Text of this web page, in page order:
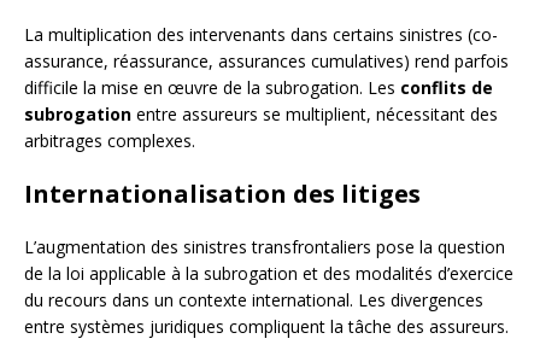
La multiplication des intervenants dans certains sinistres (co-
assurance, réassurance, assurances cumulatives) rend parfois
difficile la mise en œuvre de la subrogation. Les conflits de
subrogation entre assureurs se multiplient, nécessitant des
arbitrages complexes.
Internationalisation des litiges
L’augmentation des sinistres transfrontaliers pose la question
de la loi applicable à la subrogation et des modalités d’exercice
du recours dans un contexte international. Les divergences
entre systèmes juridiques compliquent la tâche des assureurs.